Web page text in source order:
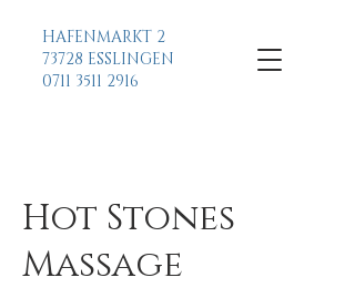
HAFENMARKT 2
73728 ESSLINGEN
0711 3511 2916
Hot Stones
Massage